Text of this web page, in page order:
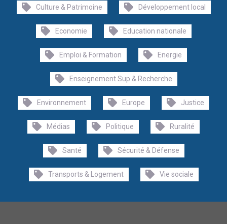
Culture & Patrimoine Développement local
Economie Education nationale
Emploi & Formation Energie
Enseignement Sup & Recherche
Environnement Europe Justice
Médias Politique Ruralité
Santé Sécurité & Défense
Transports & Logement Vie sociale